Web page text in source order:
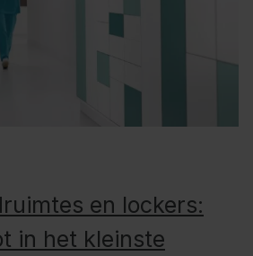
en lockers:
in het kleinste